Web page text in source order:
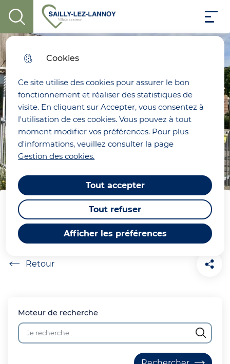
Cookies
Ce site utilise des cookies pour assurer le bon
fonctionnement et réaliser des statistiques de
visite. En cliquant sur Accepter, vous consentez à
l'utilisation de ces cookies. Vous pouvez à tout
moment modifier vos préférences. Pour plus
d'informations, veuillez consulter la page
Gestion des cookies.
Afficher les préférences
Tout accepter
Tout refuser
Aller
Aller à la
Consulter
le plan
display the search field
Ville de Sailly-Lez-Lannoy
Menu
Equipements municipaux
Accueil
Moteur de recherche